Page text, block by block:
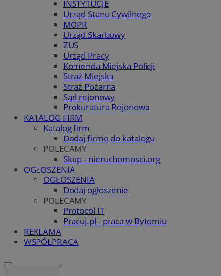
INSTYTUCJE
Urząd Stanu Cywilnego
MOPR
Urząd Skarbowy
ZUS
Urząd Pracy
Komenda Miejska Policji
Straż Miejska
Straż Pożarna
Sąd rejonowy
Prokuratura Rejonowa
KATALOG FIRM
Katalog firm
Dodaj firmę do katalogu
POLECAMY
Skup - nieruchomosci.org
OGŁOSZENIA
OGŁOSZENIA
Dodaj ogłoszenie
POLECAMY
Protocol IT
Pracuj.pl - praca w Bytomiu
REKLAMA
WSPÓŁPRACA